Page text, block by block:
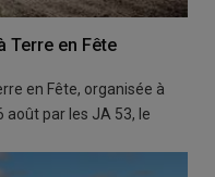
Terre en Fête
en Fête, organisée à
août par les JA 53, le